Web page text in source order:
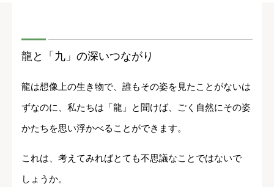
龍と「九」の深いつながり
龍は想像上の生き物で、誰もその姿を見たことがないは
ずなのに、私たちは「龍」と聞けば、ごく自然にその姿
かたちを思い浮かべることができます。
これは、考えてみればとても不思議なことではないで
しょうか。